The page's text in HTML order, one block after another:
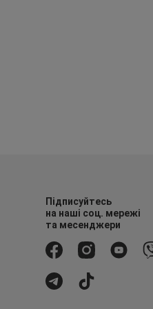
Підписуйтесь
на наші соц. мережі
та месенджери